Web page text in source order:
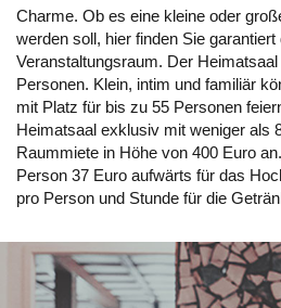
Charme. Ob es eine kleine oder
werden soll, hier finden Sie
Veranstaltungsraum. Der
Personen. Klein, intim und familiär
mit Platz für bis zu 55 Personen
Heimatsaal exklusiv mit weniger als
Raummiete in Höhe von 400 Euro
Person 37 Euro aufwärts für das
pro Person und Stunde für die